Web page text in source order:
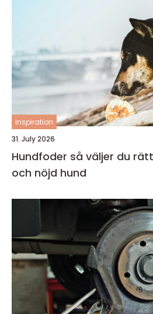
inspiration
31. July 2026
Hundfoder så väljer du rätt mat för en frisk
och nöjd hund